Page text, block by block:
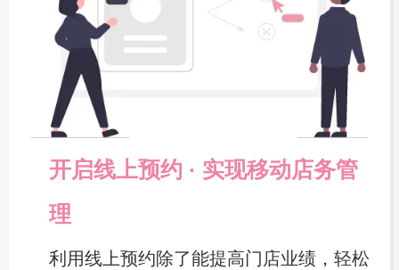
开启线上预约 · 实现移动店务管
理
利用线上预约除了能提高门店业绩，轻松